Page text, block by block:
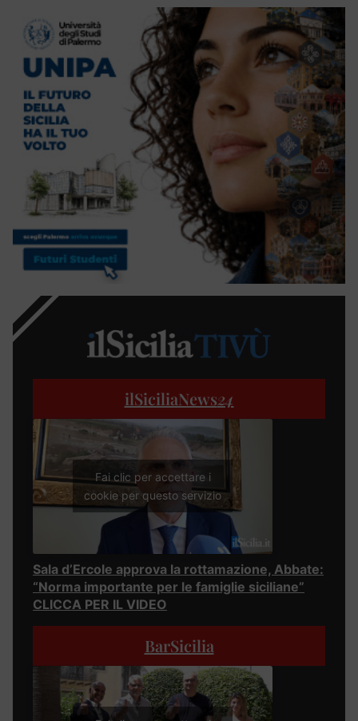
ilSiciliaNews24
Fai clic per accettare i
cookie per questo servizio
Sala d’Ercole approva la rottamazione, Abbate:
“Norma importante per le famiglie siciliane”
CLICCA PER IL VIDEO
BarSicilia